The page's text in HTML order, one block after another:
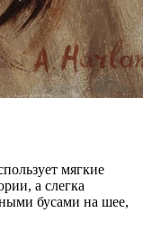
мягкие
а слегка
бусами на шее,